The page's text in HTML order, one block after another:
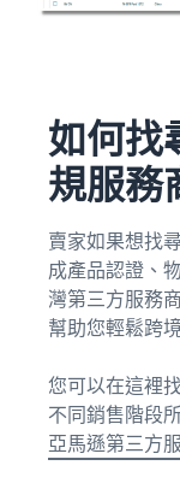
如何找
規服務
賣家如果想找
成產品認證、
灣第三方服務
幫助您輕鬆跨
您可以在這裡
不同銷售階段
亞馬遜第三方